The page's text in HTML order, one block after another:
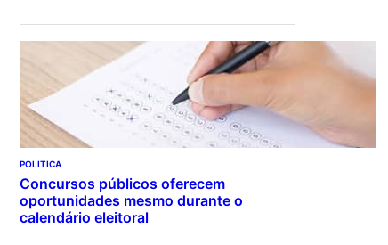
POLITICA
Concursos públicos oferecem
oportunidades mesmo durante o
calendário eleitoral